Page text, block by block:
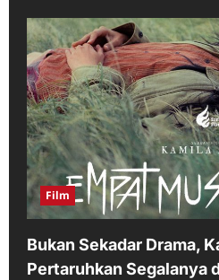
Film
Bukan Sekadar Drama,
Pertaruhkan Segalanya